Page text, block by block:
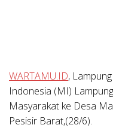
WARTAMU.ID,
Indonesia (MI)
Masyarakat ke Desa
Pesisir Barat,(28/6).